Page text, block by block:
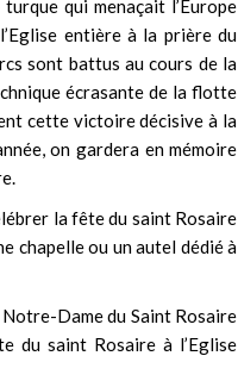
turque qui menaçait l’Europe
entière à la prière du
sont battus au cours de la
écrasante de la flotte
cette victoire décisive à la
on gardera en mémoire
la fête du saint Rosaire
chapelle ou un autel dédié à
Dame du Saint Rosaire
du saint Rosaire à l’Eglise